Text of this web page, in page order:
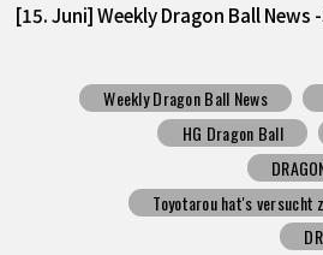
[15. Juni] Weekly Dragon Ball News
Weekly Dragon Ball News
HG Dragon Ball
Toyotarou hat's versucht